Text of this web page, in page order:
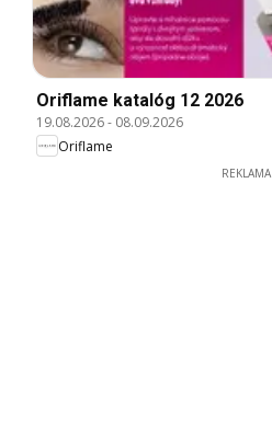
Oriflame katalóg 12 2026
19.08.2026- 08.09.2026
Oriflame
REKLAMA